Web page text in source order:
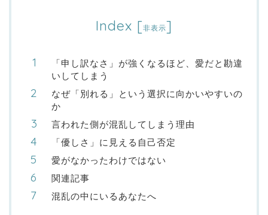
Index [非表示]
「申し訳なさ」が強くなるほど、愛だと勘違
いしてしまう
なぜ「別れる」という選択に向かいやすいの
か
言われた側が混乱してしまう理由
「優しさ」に見える自己否定
愛がなかったわけではない
関連記事
混乱の中にいるあなたへ